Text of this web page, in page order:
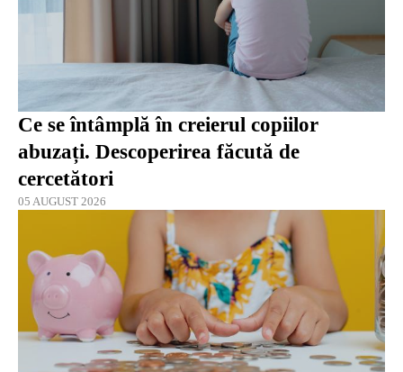
Ce se întâmplă în creierul copiilor
abuzați. Descoperirea făcută de
cercetători
05 AUGUST 2026